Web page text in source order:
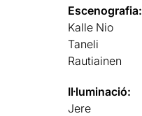
Escenografia:
Kalle Nio
Taneli
Rautiainen
Il·luminació:
Jere